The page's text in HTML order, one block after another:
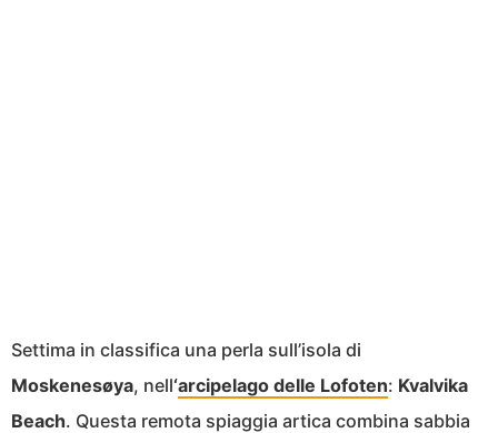
Settima in classifica una perla sull’isola di
Moskenesøya, nell‘arcipelago delle Lofoten: Kvalvika
Beach. Questa remota spiaggia artica combina sabbia